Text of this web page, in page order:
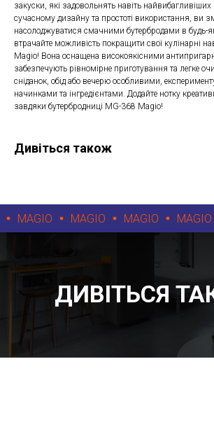
закуски, які задовольнять навіть
сучасному дизайну та простоті використання, ви
насолоджуватися смачними бутербродами в будь-
втрачайте можливість покращити свої кулінарні
Magio! Вона оснащена високоякісними
забезпечують рівномірне приготування та легке
сніданок, обід або вечерю особливими,
начинками та інгредієнтами. Додайте нотку
завдяки бутербродниці MG-368 Magio!
Дивіться також
MAGIO MAGIO MAGIO MAGIO
ДИВІТЬСЯ